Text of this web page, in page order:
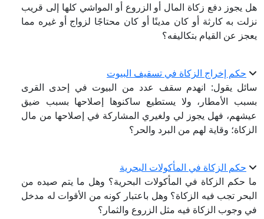
هل يجوز دفع زكاة المال أو الزروع أو المواشي كلها إلى قريب
نزلت به كارثة أو كان مدينًا أو كان محتاجًا لزواج أو غيره مما
يعجز عن القيام بتكاليفه؟
حكم إخراج الزكاة في تسقيف البيوت
سائل يقول: انهدم سقف عدد من البيوت في إحدى القرى
بسبب الأمطار، ولا يستطيع ساكنوها إصلاحها بسبب ضيق
عيشهم، فهل يجوز لي ولغيري المشاركة في إصلاحها من مال
الزكاة؛ وقاية لهم من البرد والحر؟
حكم الزكاة في المأكولات البحرية
ما حكم الزكاة في المأكولات البحرية؟ وهل ما يتم صيده من
البحر تجب فيه الزكاة؟ وهل باعتبار كونه من الأقوات له مدخل
في وجوب الزكاة فيه مثل الزروع والثمار؟